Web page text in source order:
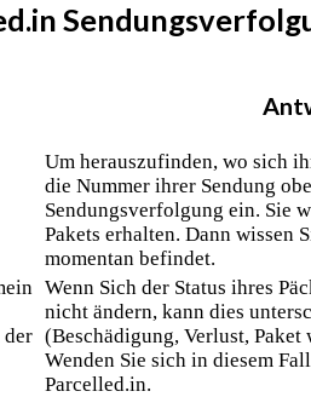
Um herauszufinden, wo sich
die Nummer ihrer Sendung
Sendungsverfolgung ein. Sie
Pakets erhalten. Dann wissen
momentan befindet.
der
Wenn Sich der Status ihres
nicht ändern, kann dies
(Beschädigung, Verlust,
Wenden Sie sich in diesem
Parcelled.in.